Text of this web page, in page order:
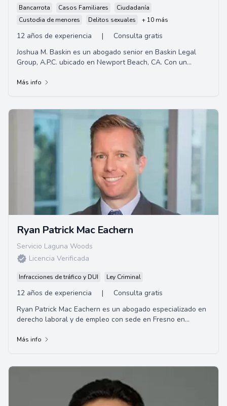
Bancarrota Casos Familiares
Ciudadanía
Custodia de menores
Delitos sexuales + 10 más
12 años de experiencia |
Consulta gratis
Joshua M. Baskin es un abogado senior en Baskin Legal
Group, A.P.C. ubicado en Newport Beach, CA. Con un
Más info
Ryan Patrick Mac Eachern
Servicio Laguna Woods
Licencia Verificada
Infracciones de tráfico y DUI Ley Criminal
12 años de experiencia |
Consulta gratis
Ryan Patrick Mac Eachern es un abogado especializado en
derecho laboral y de empleo con sede en Fresno en
Más info